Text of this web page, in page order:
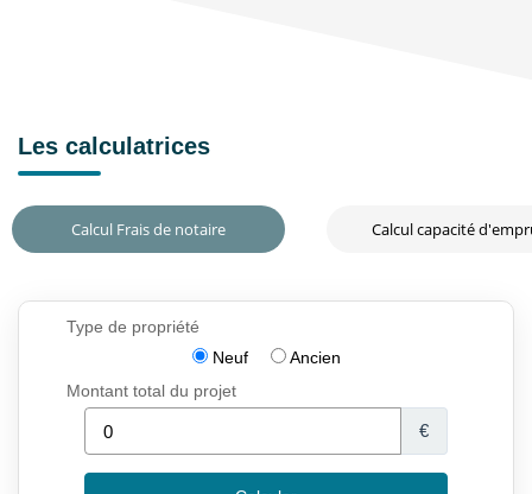
Les calculatrices
Calcul Frais de notaire Calcul capacité